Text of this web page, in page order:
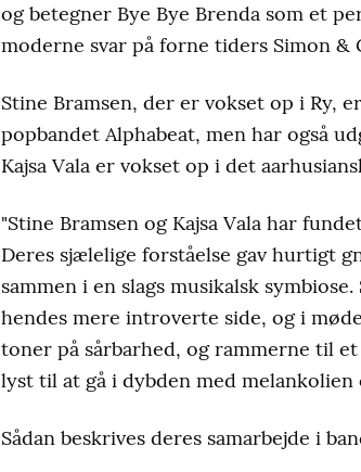
og betegner Bye Bye Brenda som et
moderne svar på forne tiders Simon &
Stine Bramsen, der er vokset op i Ry,
popbandet Alphabeat, men har også
Kajsa Vala er vokset op i det
"Stine Bramsen og Kajsa Vala har
Deres sjælelige forståelse gav hurtigt
sammen i en slags musikalsk
hendes mere introverte side, og i
toner på sårbarhed, og rammerne til
lyst til at gå i dybden med
Sådan beskrives deres samarbejde i